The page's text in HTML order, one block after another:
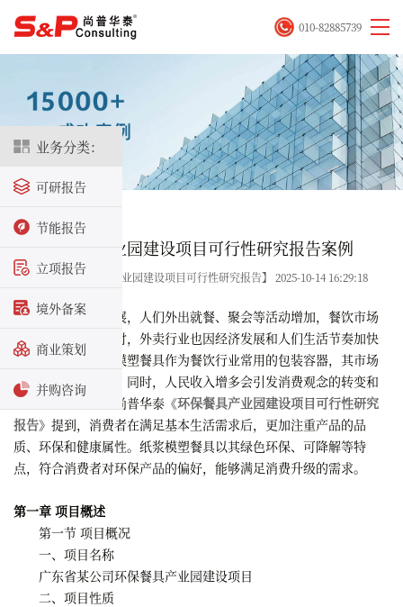
业务分类：
可研报告
节能报告
立项报告
境外备案
商业策划
并购咨询
010-82885739
某环保餐具产业园建设项目可行性研究报告案例
关键字：【环保餐具产业园建设项目可行性研究报告】 2025-10-14 16:29:18
随着经济的发展，人们外出就餐、聚会等活动增加，餐饮市场
规模不断扩大。同时，外卖行业也因经济发展和人们生活节奏加快
而持续壮大。纸浆模塑餐具作为餐饮行业常用的包装容器，其市场
需求也会随之增加。同时，人民收入增多会引发消费观念的转变和
消费结构的升级。尚普华泰《环保餐具产业园建设项目可行性研究
报告》提到，消费者在满足基本生活需求后，更加注重产品的品
质、环保和健康属性。纸浆模塑餐具以其绿色环保、可降解等特
点，符合消费者对环保产品的偏好，能够满足消费升级的需求。
第一章 项目概述
第一节 项目概况
一、项目名称
广东省某公司环保餐具产业园建设项目
二、项目性质